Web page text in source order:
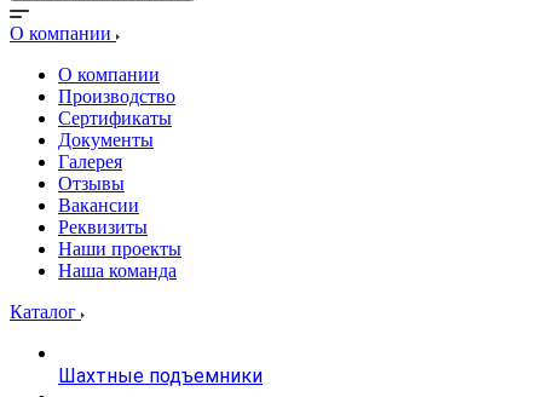
О компании
О компании
Производство
Сертификаты
Документы
Галерея
Отзывы
Вакансии
Реквизиты
Наши проекты
Наша команда
Каталог
Шахтные подъемники